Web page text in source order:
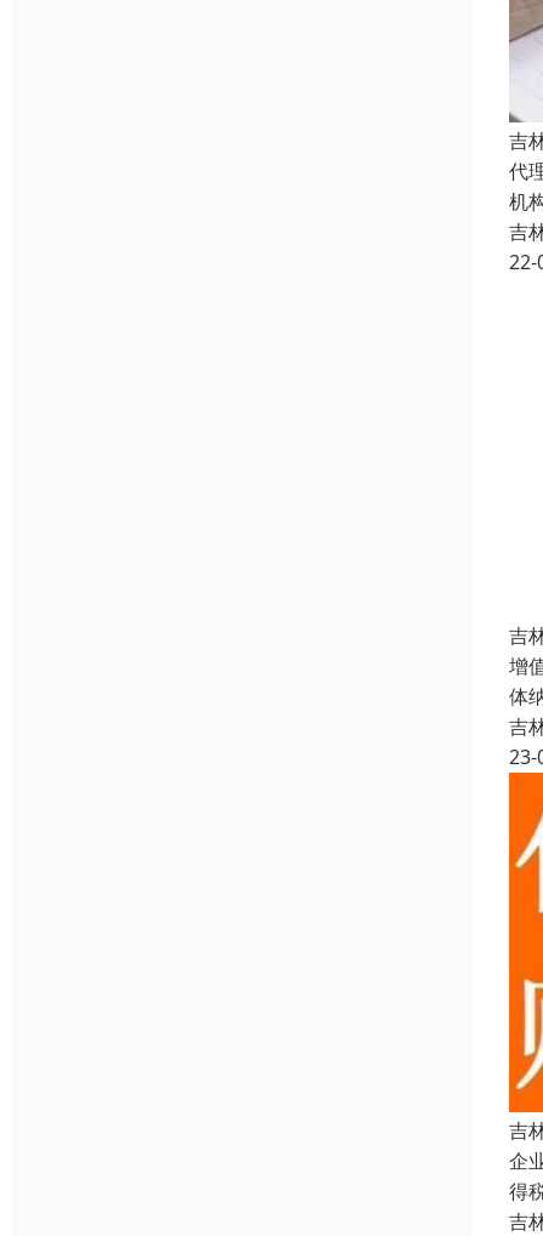
吉
代
机
吉
22-
吉
增
体
吉
23-
吉
企
得
吉